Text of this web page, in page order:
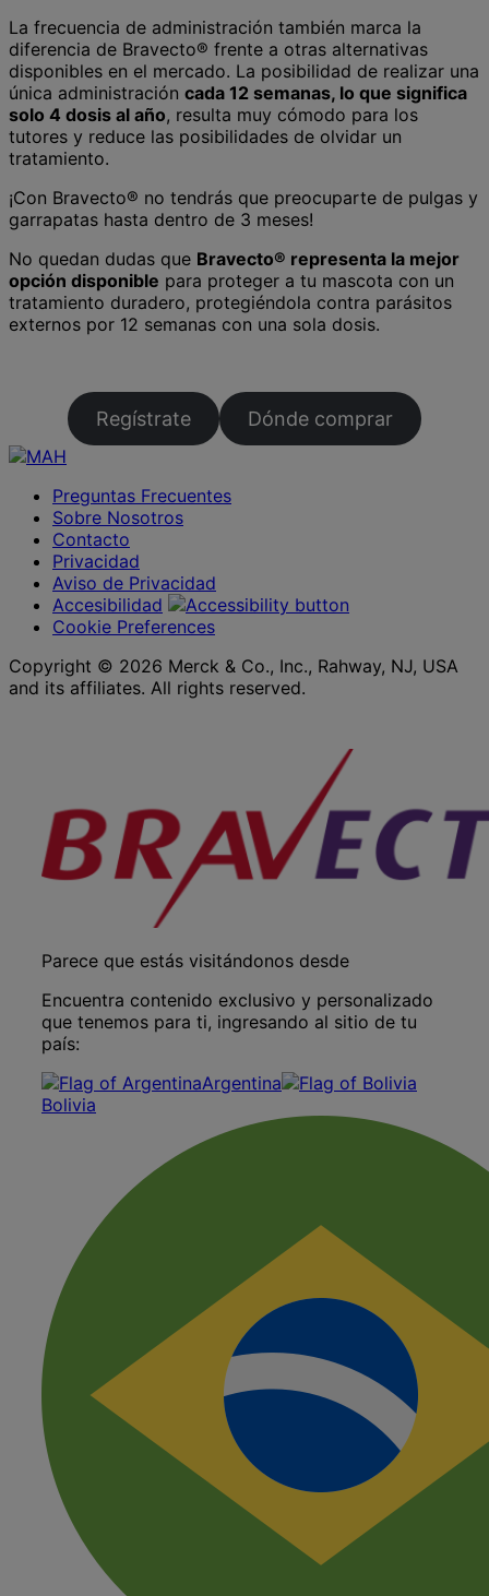
La frecuencia de administración también marca la
diferencia de Bravecto® frente a otras alternativas
disponibles en el mercado. La posibilidad de realizar una
única administración cada 12 semanas, lo que significa
solo 4 dosis al año, resulta muy cómodo para los
tutores y reduce las posibilidades de olvidar un
tratamiento.
¡Con Bravecto® no tendrás que preocuparte de pulgas y
garrapatas hasta dentro de 3 meses!
No quedan dudas que Bravecto® representa la mejor
opción disponible para proteger a tu mascota con un
tratamiento duradero, protegiéndola contra parásitos
externos por 12 semanas con una sola dosis.
Regístrate Dónde comprar
Preguntas Frecuentes
Sobre Nosotros
Contacto
Privacidad
Aviso de Privacidad
Accesibilidad
Cookie Preferences
Copyright © 2026 Merck & Co., Inc., Rahway, NJ, USA
and its affiliates. All rights reserved.
Parece que estás visitándonos desde
Encuentra contenido exclusivo y personalizado
que tenemos para ti, ingresando al sitio de tu
país:
Argentina
Bolivia